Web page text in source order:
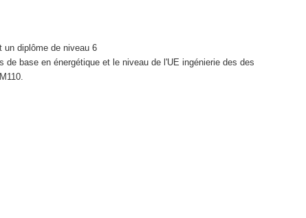
un diplôme de niveau 6
base en énergétique et le niveau de l'UE ingénierie des des